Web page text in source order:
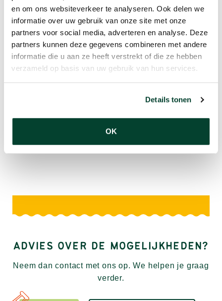
en om ons websiteverkeer te analyseren. Ook delen we
informatie over uw gebruik van onze site met onze
partners voor social media, adverteren en analyse. Deze
partners kunnen deze gegevens combineren met andere
informatie die u aan ze heeft verstrekt of die ze hebben
verzameld op basis van uw gebruik van hun services.
Details tonen
OK
BOUW EVENTS
Jouw bouwevent compleet
ADVIES OVER DE MOGELIJKHEDEN?
Neem dan contact met ons op. We helpen je graag
verder.